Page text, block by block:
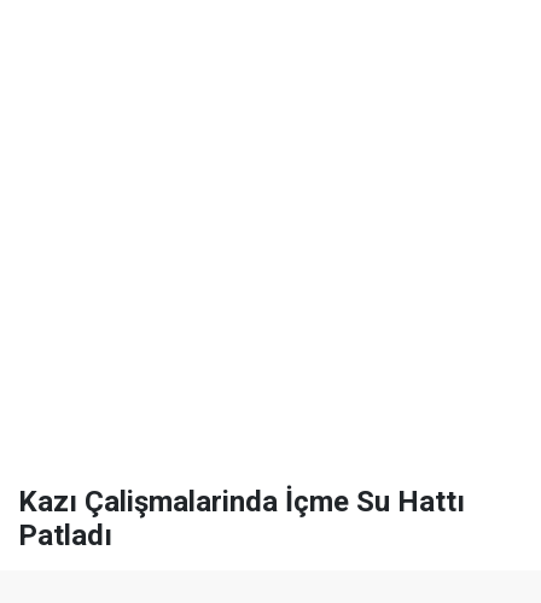
Kazı Çalişmalarinda İçme Su Hattı
Patladı